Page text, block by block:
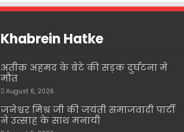
Khabrein Hatke
अतीक़ अहमद के बेटे की सड़क दुर्घटना में
मौत
August 6, 2026
जनेश्वर मिश्र जी की जयंती समाजवादी पार्टी
ने उत्साह के साथ मनायी